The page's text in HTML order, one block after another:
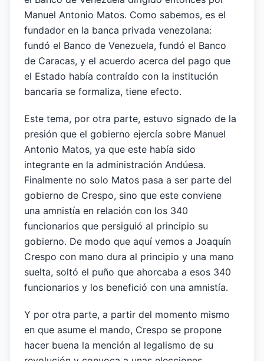
Manuel Antonio Matos. Como sabemos, es el
fundador en la banca privada venezolana:
fundó el Banco de Venezuela, fundó el Banco
de Caracas, y el acuerdo acerca del pago que
el Estado había contraído con la institución
bancaria se formaliza, tiene efecto.
Este tema, por otra parte, estuvo signado de la
presión que el gobierno ejercía sobre Manuel
Antonio Matos, ya que este había sido
integrante en la administración Andúesa.
Finalmente no solo Matos pasa a ser parte del
gobierno de Crespo, sino que este conviene
una amnistía en relación con los 340
funcionarios que persiguió al principio su
gobierno. De modo que aquí vemos a Joaquín
Crespo con mano dura al principio y una mano
suelta, soltó el puño que ahorcaba a esos 340
funcionarios y los benefició con una amnistía.
Y por otra parte, a partir del momento mismo
en que asume el mando, Crespo se propone
hacer buena la mención al legalismo de su